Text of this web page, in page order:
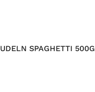
SPAGHETTI 500G